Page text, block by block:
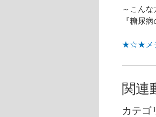
～こんな
『糖尿
★☆★メデ
関連
カテゴ